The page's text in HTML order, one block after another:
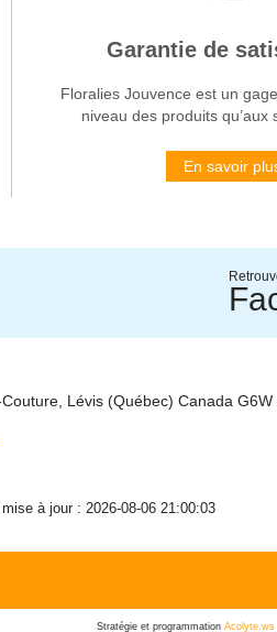
Garantie de
Floralies Jouvence est un
niveau des produits qu’aux
En savoir
Lévis (Québec) Canada G6W
à jour : 2026-08-06 21:00:03
Stratégie et programmation Acolyte.ws